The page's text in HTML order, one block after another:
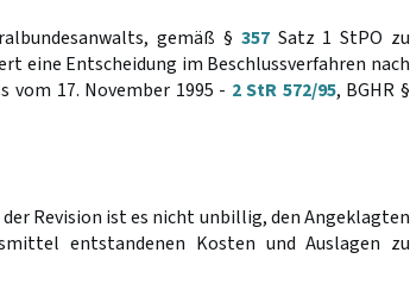
gemäß § 357Satz 1 StPO zu
eine Entscheidung im Beschlussverfahren nach
vom 17. November 1995 - 2 StR 572/95, BGHR §
Revision ist es nicht unbillig, den Angeklagten
entstandenen Kosten und Auslagen zu